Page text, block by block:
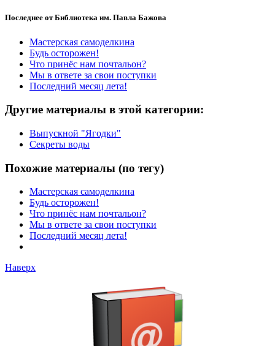
Последнее от Библиотека им. Павла Бажова
Мастерская самоделкина
Будь осторожен!
Что принёс нам почтальон?
Мы в ответе за свои поступки
Последний месяц лета!
Другие материалы в этой категории:
Выпускной "Ягодки"
Секреты воды
Похожие материалы (по тегу)
Мастерская самоделкина
Будь осторожен!
Что принёс нам почтальон?
Мы в ответе за свои поступки
Последний месяц лета!
Наверх